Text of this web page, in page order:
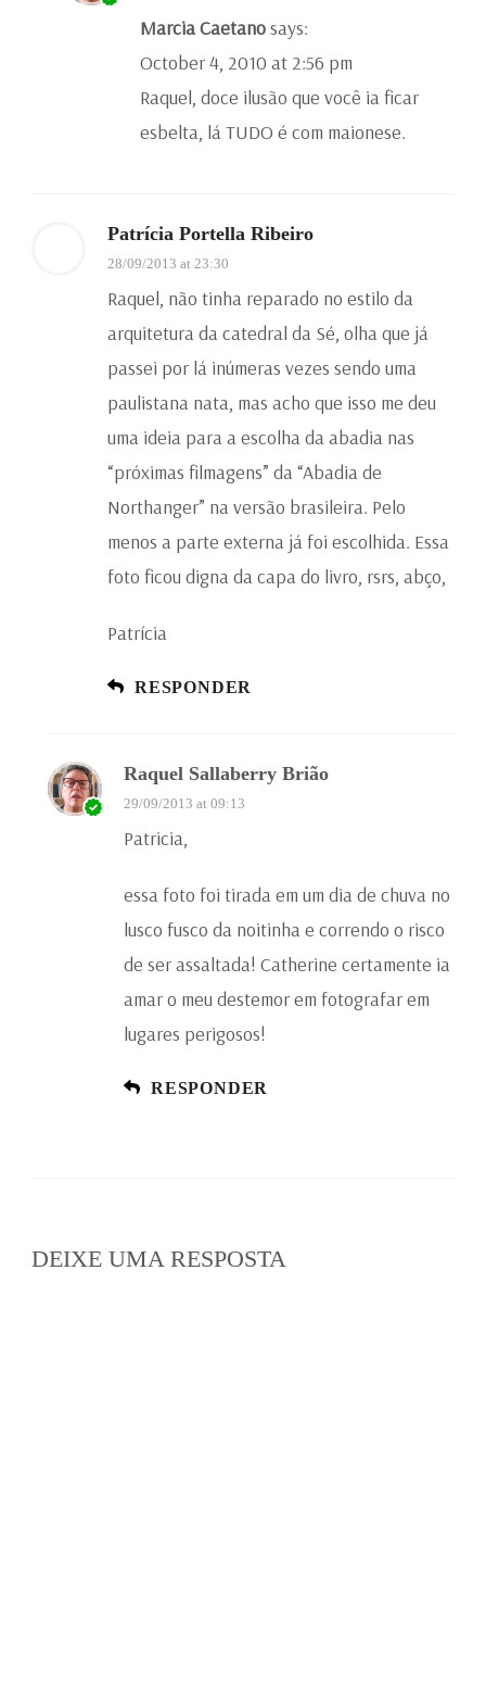
Marcia Caetanosays:
October 4, 2010 at 2:56 pm
Raquel, doce ilusão que você ia ficar
esbelta, lá TUDO é com maionese.
Patrícia Portella Ribeiro
28/09/2013 at 23:30
Raquel, não tinha reparado no estilo da
arquitetura da catedral da Sé, olha que já
passei por lá inúmeras vezes sendo uma
paulistana nata, mas acho que isso me deu
uma ideia para a escolha da abadia nas
“próximas filmagens” da “Abadia de
Northanger” na versão brasileira. Pelo
menos a parte externa já foi escolhida. Essa
foto ficou digna da capa do livro, rsrs, abço,
Patrícia
RESPONDER
Raquel Sallaberry Brião
29/09/2013 at 09:13
Patricia,
essa foto foi tirada em um dia de chuva no
lusco fusco da noitinha e correndo o risco
de ser assaltada! Catherine certamente ia
amar o meu destemor em fotografar em
lugares perigosos!
RESPONDER
DEIXE UMA RESPOSTA